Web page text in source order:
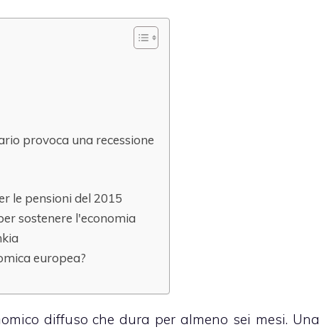
provoca una recessione
le pensioni del 2015
sostenere l'economia
europea?
diffuso che dura per almeno sei mesi. Una